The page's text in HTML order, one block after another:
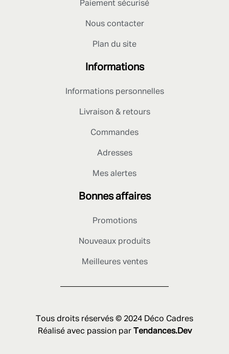
Paiement sécurisé
Nous contacter
Plan du site
Informations
Informations personnelles
Livraison & retours
Commandes
Adresses
Mes alertes
Bonnes affaires
Promotions
Nouveaux produits
Meilleures ventes
Tous droits réservés © 2024 Déco Cadres
Réalisé avec passion par
Tendances.Dev